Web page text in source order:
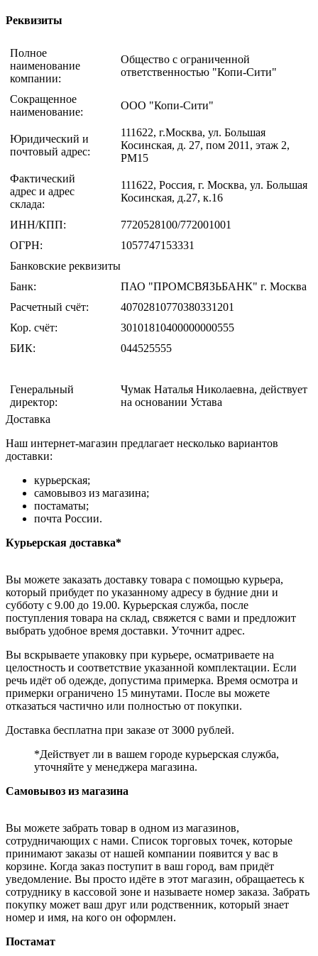
Реквизиты
Полное
наименование
компании:
Общество с ограниченной
ответственностью "Копи-Сити"
Сокращенное
наименование:
ООО "Копи-Сити"
Юридический и
почтовый адрес:
111622, г.Москва, ул. Большая
Косинская, д. 27, пом 2011, этаж 2,
РМ15
Фактический
адрес и адрес
склада:
111622, Россия, г. Москва, ул. Большая
Косинская, д.27, к.16
ИНН/КПП:
7720528100/772001001
ОГРН:
1057747153331
Банковские реквизиты
Банк:
ПАО "ПРОМСВЯЗЬБАНК" г. Москва
Расчетный счёт:
40702810770380331201
Кор. счёт:
30101810400000000555
БИК:
044525555
Генеральный
директор:
Чумак Наталья Николаевна, действует
на основании Устава
Доставка
Наш интернет-магазин предлагает несколько вариантов
доставки:
курьерская;
самовывоз из магазина;
постаматы;
почта России.
Курьерская доставка*
Вы можете заказать доставку товара с помощью курьера,
который прибудет по указанному адресу в будние дни и
субботу с 9.00 до 19.00. Курьерская служба, после
поступления товара на склад, свяжется с вами и предложит
выбрать удобное время доставки. Уточнит адрес.
Вы вскрываете упаковку при курьере, осматриваете на
целостность и соответствие указанной комплектации. Если
речь идёт об одежде, допустима примерка. Время осмотра и
примерки ограничено 15 минутами. После вы можете
отказаться частично или полностью от покупки.
Доставка бесплатна при заказе от 3000 рублей.
*Действует ли в вашем городе курьерская служба,
уточняйте у менеджера магазина.
Самовывоз из магазина
Вы можете забрать товар в одном из магазинов,
сотрудничающих с нами. Список торговых точек, которые
принимают заказы от нашей компании появится у вас в
корзине. Когда заказ поступит в ваш город, вам придёт
уведомление. Вы просто идёте в этот магазин, обращаетесь к
сотруднику в кассовой зоне и называете номер заказа. Забрать
покупку может ваш друг или родственник, который знает
номер и имя, на кого он оформлен.
Постамат